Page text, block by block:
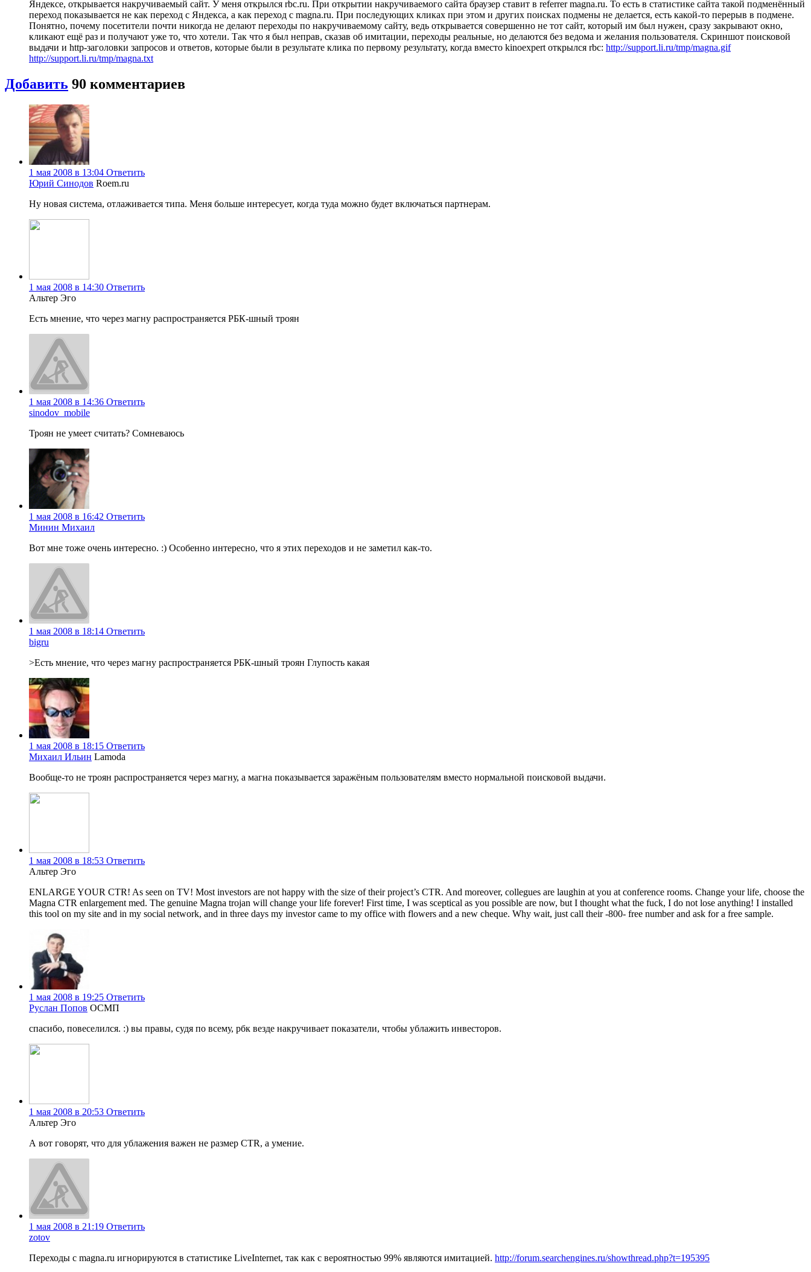
Яндексе, открывается накручиваемый сайт. У меня открылся rbc.ru. При открытии накручиваемого сайта браузер ставит в referrer magna.ru. То есть в статистике сайта такой подменённый
переход показывается не как переход с Яндекса, а как переход с magna.ru. При последующих кликах при этом и других поисках подмены не делается, есть какой-то перерыв в подмене.
Понятно, почему посетители почти никогда не делают переходы по накручиваемому сайту, ведь открывается совершенно не тот сайт, который им был нужен, сразу закрывают окно,
кликают ещё раз и получают уже то, что хотели. Так что я был неправ, сказав об имитации, переходы реальные, но делаются без ведома и желания пользователя. Скриншот поисковой
выдачи и http-заголовки запросов и ответов, которые были в результате клика по первому результату, когда вместо kinoexpert открылся rbc: http://support.li.ru/tmp/magna.gif
http://support.li.ru/tmp/magna.txt
Добавить 90 комментариев
1 мая 2008 в 13:04 Ответить
Юрий Синодов Roem.ru
Ну новая система, отлаживается типа. Меня больше интересует, когда туда можно будет включаться партнерам.
1 мая 2008 в 14:30 Ответить
Альтер Эго
Есть мнение, что через магну распространяется РБК-шный троян
1 мая 2008 в 14:36 Ответить
sinodov_mobile
Троян не умеет считать? Сомневаюсь
1 мая 2008 в 16:42 Ответить
Минин Михаил
Вот мне тоже очень интересно. :) Особенно интересно, что я этих переходов и не заметил как-то.
1 мая 2008 в 18:14 Ответить
bigru
>Есть мнение, что через магну распространяется РБК-шный троян Глупость какая
1 мая 2008 в 18:15 Ответить
Михаил Ильин Lamoda
Вообще-то не троян распространяется через магну, а магна показывается заражёным пользователям вместо нормальной поисковой выдачи.
1 мая 2008 в 18:53 Ответить
Альтер Эго
ENLARGE YOUR CTR! As seen on TV! Most investors are not happy with the size of their project’s CTR. And moreover, collegues are laughin at you at conference rooms. Change your life, choose the
Magna CTR enlargement med. The genuine Magna trojan will change your life forever! First time, I was sceptical as you possible are now, but I thought what the fuck, I do not lose anything! I installed
this tool on my site and in my social network, and in three days my investor came to my office with flowers and a new cheque. Why wait, just call their -800- free number and ask for a free sample.
1 мая 2008 в 19:25 Ответить
Руслан Попов ОСМП
спасибо, повеселился. :) вы правы, судя по всему, рбк везде накручивает показатели, чтобы ублажить инвесторов.
1 мая 2008 в 20:53 Ответить
Альтер Эго
А вот говорят, что для ублажения важен не размер CTR, а умение.
1 мая 2008 в 21:19 Ответить
zotov
Переходы с magna.ru игнорируются в статистике LiveInternet, так как с вероятностью 99% являются имитацией. http://forum.searchengines.ru/showthread.php?t=195395